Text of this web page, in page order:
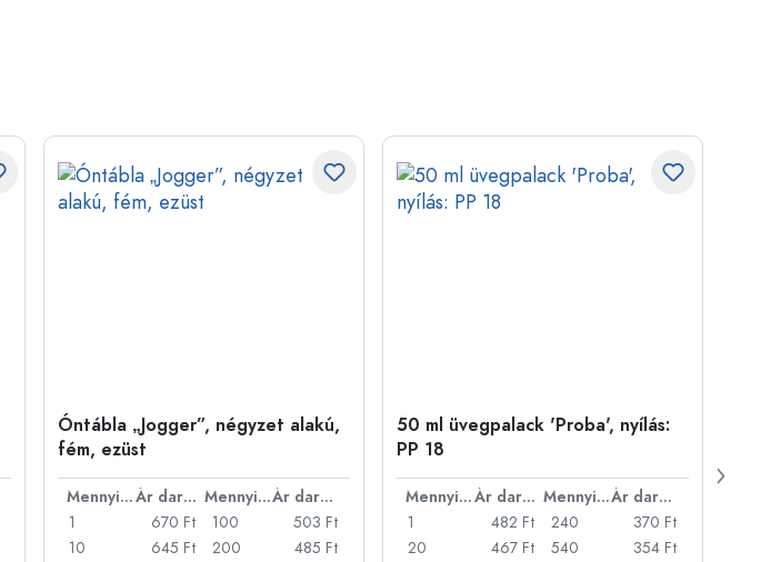
Óntábla „Jogger”, négyzet alakú,
fém, ezüst
Mennyiség Ár darabonként Mennyiség
Ár darabonként
1
670 Ft
10
645 Ft
100
503 Ft
200
485 Ft
50 ml üvegpalack 'Proba', nyílás:
PP 18
Mennyiség Ár darabonként Mennyiség
Ár darabonként
1
482 Ft
20
467 Ft
240
370 Ft
540
354 Ft